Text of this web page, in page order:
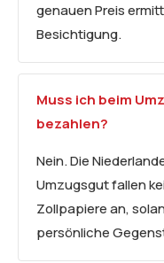
genauen Preis
Besichtigung.
Muss ich beim
bezahlen?
Nein. Die
Umzugsgut fallen
Zollpapiere an,
persönliche